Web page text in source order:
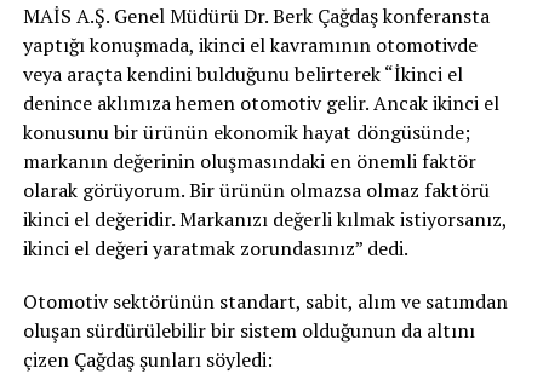
MAİS A.Ş. Genel Müdürü Dr. Berk Çağdaş konferansta
yaptığı konuşmada, ikinci el kavramının otomotivde
veya araçta kendini bulduğunu belirterek “İkinci el
denince aklımıza hemen otomotiv gelir. Ancak ikinci el
konusunu bir ürünün ekonomik hayat döngüsünde;
markanın değerinin oluşmasındaki en önemli faktör
olarak görüyorum. Bir ürünün olmazsa olmaz faktörü
ikinci el değeridir. Markanızı değerli kılmak istiyorsanız,
ikinci el değeri yaratmak zorundasınız” dedi.
Otomotiv sektörünün standart, sabit, alım ve satımdan
oluşan sürdürülebilir bir sistem olduğunun da altını
çizen Çağdaş şunları söyledi: